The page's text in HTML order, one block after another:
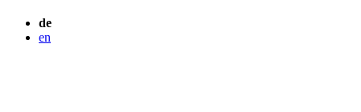
de
en